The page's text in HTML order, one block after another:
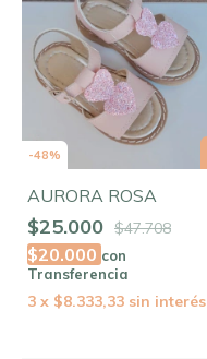
-48%
AURORA ROSA
$25.000 $47.708
$20.000 con
Transferencia
3 x $8.333,33 sin interés